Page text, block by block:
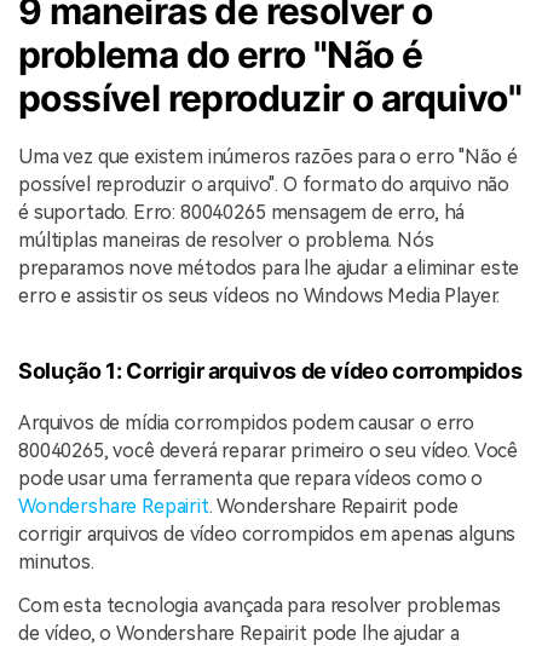
9 maneiras de resolver o
problema do erro "Não é
possível reproduzir o arquivo"
Uma vez que existem inúmeros razões para o erro "Não é
possível reproduzir o arquivo". O formato do arquivo não
é suportado. Erro: 80040265 mensagem de erro, há
múltiplas maneiras de resolver o problema. Nós
preparamos nove métodos para lhe ajudar a eliminar este
erro e assistir os seus vídeos no Windows Media Player.
Solução 1: Corrigir arquivos de vídeo corrompidos
Arquivos de mídia corrompidos podem causar o erro
80040265, você deverá reparar primeiro o seu vídeo. Você
pode usar uma ferramenta que repara vídeos como o
Wondershare Repairit. Wondershare Repairit pode
corrigir arquivos de vídeo corrompidos em apenas alguns
minutos.
Com esta tecnologia avançada para resolver problemas
de vídeo, o Wondershare Repairit pode lhe ajudar a